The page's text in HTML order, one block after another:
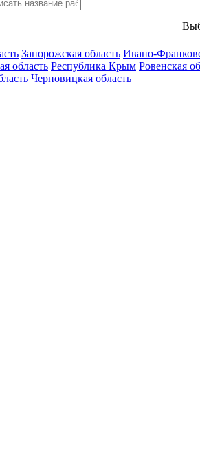
Запорожская область Ивано-
область Республика Крым Ровенская
Черновицкая область